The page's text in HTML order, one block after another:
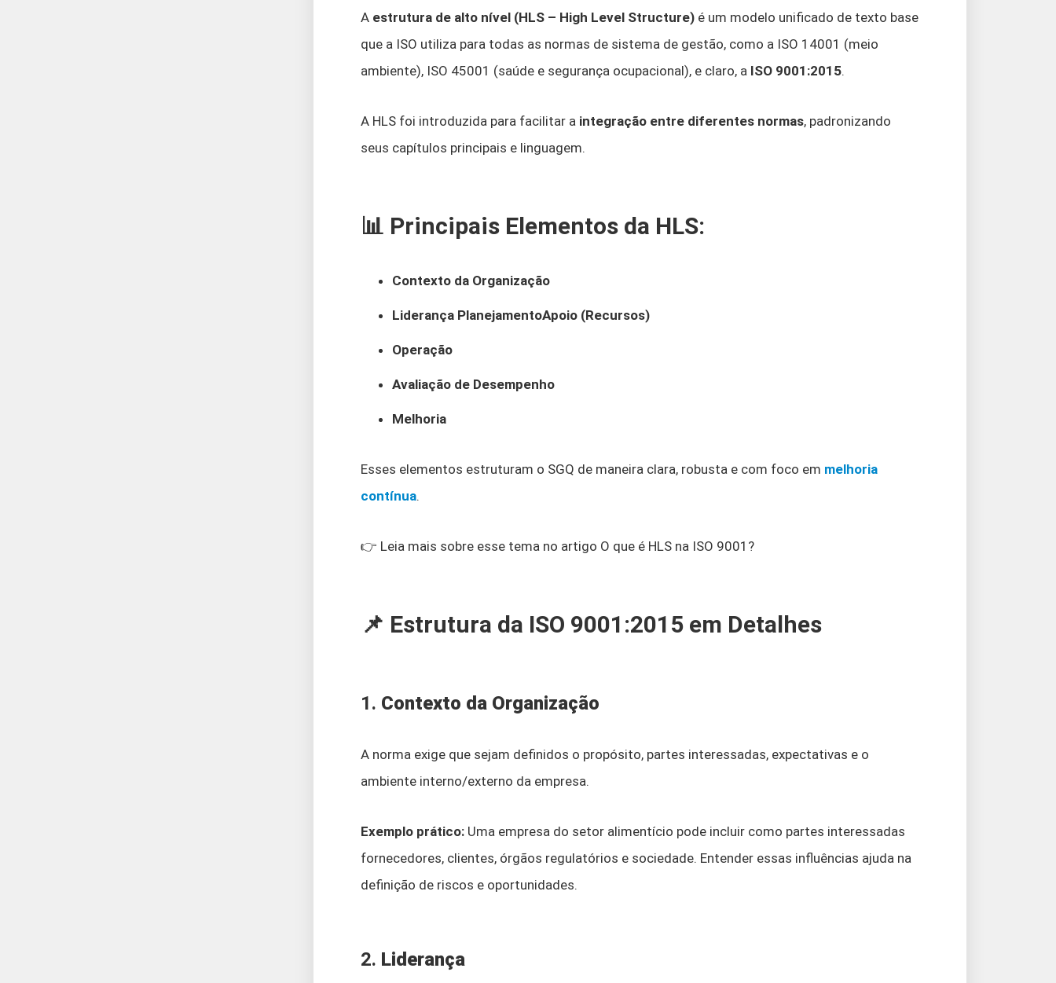
A estrutura de alto nível (HLS – High Level Structure) é um modelo unificado de texto base
que a ISO utiliza para todas as normas de sistema de gestão, como a ISO 14001 (meio
ambiente), ISO 45001 (saúde e segurança ocupacional), e claro, a ISO 9001:2015.
A HLS foi introduzida para facilitar a integração entre diferentes normas, padronizando
seus capítulos principais e linguagem.
📊 Principais Elementos da HLS:
Contexto da Organização
Liderança PlanejamentoApoio (Recursos)
Operação
Avaliação de Desempenho
Melhoria
Esses elementos estruturam o SGQ de maneira clara, robusta e com foco em melhoria
contínua.
👉 Leia mais sobre esse tema no artigo O que é HLS na ISO 9001?
📌 Estrutura da ISO 9001:2015 em Detalhes
1. Contexto da Organização
A norma exige que sejam definidos o propósito, partes interessadas, expectativas e o
ambiente interno/externo da empresa.
Exemplo prático: Uma empresa do setor alimentício pode incluir como partes interessadas
fornecedores, clientes, órgãos regulatórios e sociedade. Entender essas influências ajuda na
definição de riscos e oportunidades.
2. Liderança